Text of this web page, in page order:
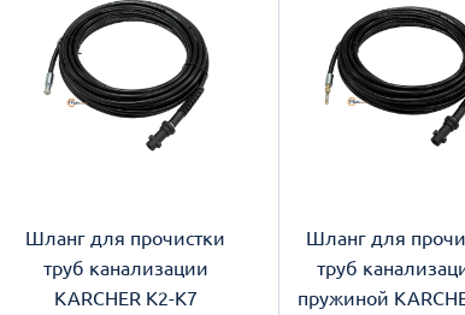
Шланг для прочистки
труб канализации
KARCHER K2-K7
Шланг для
труб
пружиной